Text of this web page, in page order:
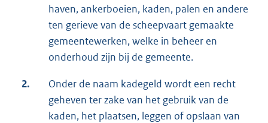
haven, ankerboeien, kaden, palen en andere
ten gerieve van de scheepvaart gemaakte
gemeentewerken, welke in beheer en
onderhoud zijn bij de gemeente.
2.
Onder de naam kadegeld wordt een recht
geheven ter zake van het gebruik van de
kaden, het plaatsen, leggen of opslaan van